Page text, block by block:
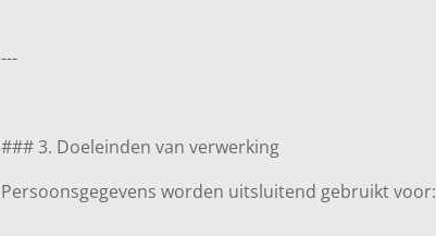
---
### 3. Doeleinden van verwerking
Persoonsgegevens worden uitsluitend gebruikt voor: